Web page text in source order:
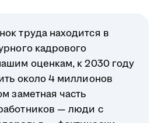
труда находится в
кадрового
оценкам, к 2030 году
около 4 миллионов
заметная часть
— люди с